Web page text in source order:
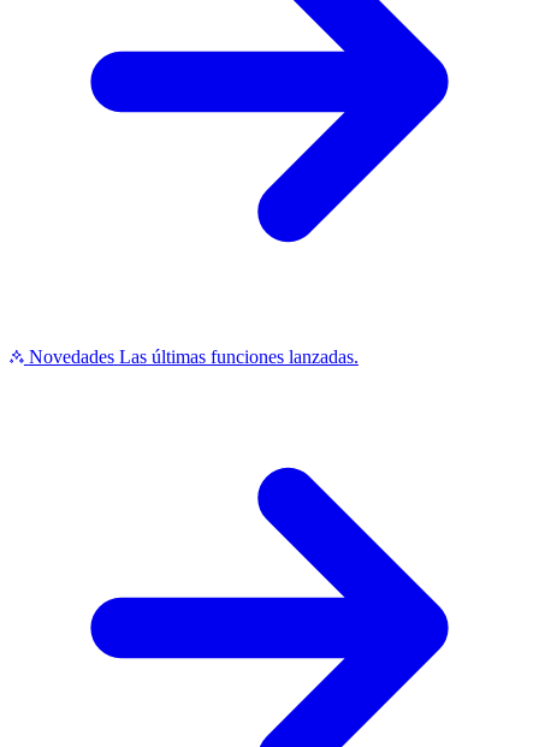
Novedades Las últimas funciones lanzadas.